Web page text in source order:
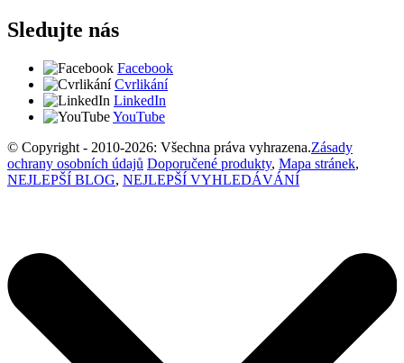
Sledujte nás
Facebook
Cvrlikání
LinkedIn
YouTube
© Copyright - 2010-2026: Všechna práva vyhrazena.Zásady
ochrany osobních údajů Doporučené produkty, Mapa stránek,
NEJLEPŠÍ BLOG, NEJLEPŠÍ VYHLEDÁVÁNÍ